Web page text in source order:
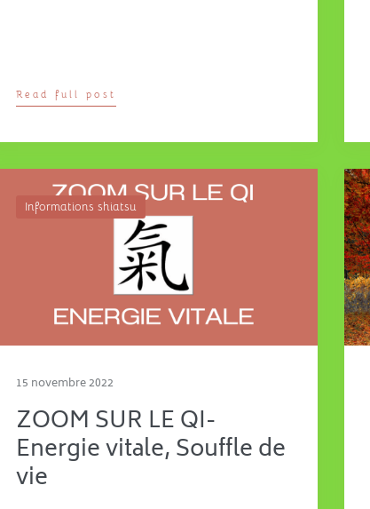
Read full post
Informations shiatsu
15 novembre 2022
ZOOM SUR LE QI-
Energie vitale, Souffle de
vie